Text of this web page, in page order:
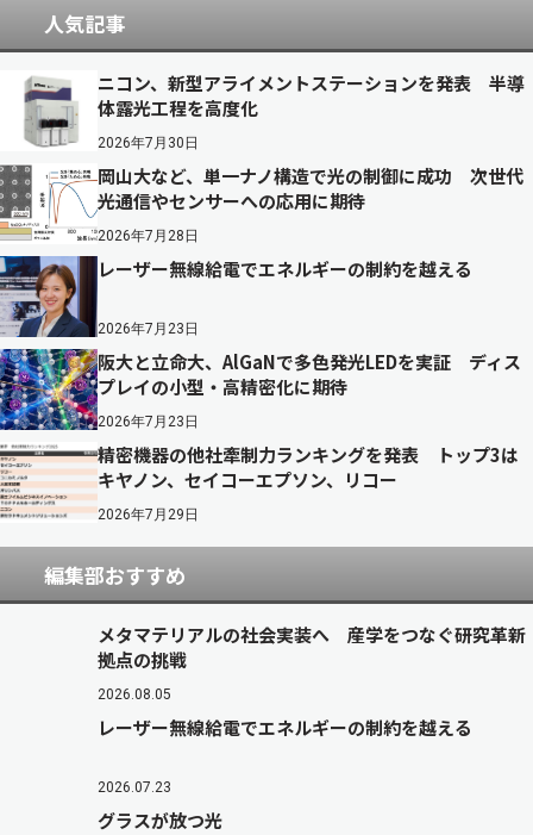
人気記事
ニコン、新型アライメントステーションを発表 半導
体露光工程を高度化
2026年7月30日
岡山大など、単一ナノ構造で光の制御に成功 次世代
光通信やセンサーへの応用に期待
2026年7月28日
レーザー無線給電でエネルギーの制約を越える
2026年7月23日
阪大と立命大、AlGaNで多色発光LEDを実証 ディス
プレイの小型・高精密化に期待
2026年7月23日
精密機器の他社牽制力ランキングを発表 トップ3は
キヤノン、セイコーエプソン、リコー
2026年7月29日
編集部おすすめ
メタマテリアルの社会実装へ 産学をつなぐ研究革新
拠点の挑戦
2026.08.05
レーザー無線給電でエネルギーの制約を越える
2026.07.23
グラスが放つ光